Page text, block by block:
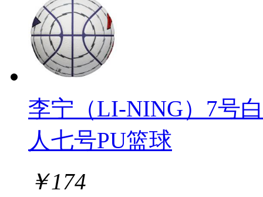
李宁（LI-NING）7号
人七号PU篮球
￥174